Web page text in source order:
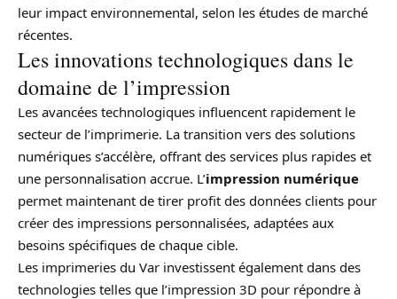
leur impact environnemental, selon les études de marché
récentes.
Les innovations technologiques dans le
domaine de l’impression
Les avancées technologiques influencent rapidement le
secteur de l’imprimerie. La transition vers des solutions
numériques s’accélère, offrant des services plus rapides et
une personnalisation accrue. L’impression numérique
permet maintenant de tirer profit des données clients pour
créer des impressions personnalisées, adaptées aux
besoins spécifiques de chaque cible.
Les imprimeries du Var investissent également dans des
technologies telles que l’impression 3D pour répondre à